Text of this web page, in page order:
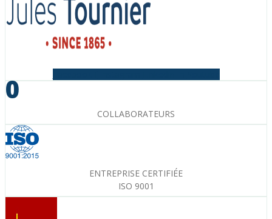
0
COLLABORATEURS
ENTREPRISE CERTIFIÉE
ISO 9001